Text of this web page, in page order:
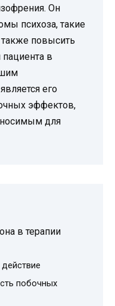
Он
психоза, такие
повысить
в
его
эффектов,
для
в терапии
побочных